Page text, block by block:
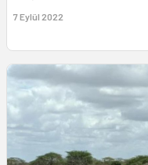
7 Eylül 2022